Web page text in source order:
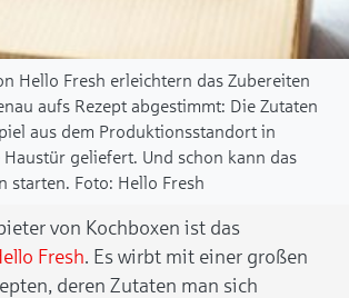
Hello Fresh erleichtern das Zubereiten
aufs Rezept abgestimmt: Die Zutaten
aus dem Produktionsstandort in
geliefert. Und schon kann das
starten.
Hello Fresh
von Kochboxen ist das
Fresh. Es wirbt mit einer großen
deren Zutaten man sich